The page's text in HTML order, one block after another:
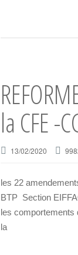
la CFE -
13/02/2020
les 22
BTP Section
les comportements
la